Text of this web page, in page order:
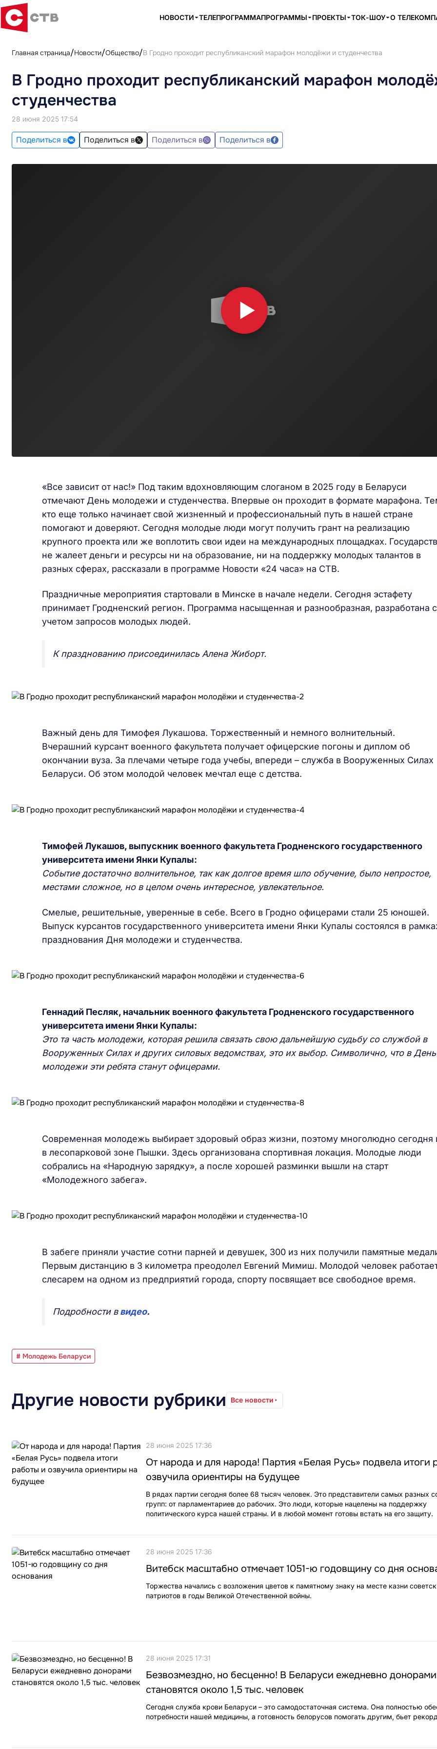
НОВОСТИ ТЕЛЕПРОГРАММАПРОГРАММЫ ПРОЕКТЫ ТОК-ШОУ О
Главная страница Новости Общество В Гродно проходит республиканский марафон молодёжи и студенчества
В Гродно проходит республиканский марафон
студенчества
28 июня 2025 17:54
Поделиться в Поделиться в Поделиться в Поделиться в
«Все зависит от нас!» Под таким вдохновляющим слоганом в 2025 году в Беларуси
отмечают День молодежи и студенчества. Впервые он проходит в формате марафона.
кто еще только начинает свой жизненный и профессиональный путь в нашей стране
помогают и доверяют. Сегодня молодые люди могут получить грант на реализацию
крупного проекта или же воплотить свои идеи на международных площадках.
не жалеет деньги и ресурсы ни на образование, ни на поддержку молодых талантов в
разных сферах, рассказали в программе Новости «24 часа» на СТВ.
Праздничные мероприятия стартовали в Минске в начале недели. Сегодня эстафету
принимает Гродненский регион. Программа насыщенная и разнообразная, разработана с
учетом запросов молодых людей.
К празднованию присоединилась Алена Жиборт.
Важный день для Тимофея Лукашова. Торжественный и немного волнительный.
Вчерашний курсант военного факультета получает офицерские погоны и диплом об
окончании вуза. За плечами четыре года учебы, впереди – служба в Вооруженных Силах
Беларуси. Об этом молодой человек мечтал еще с детства.
Тимофей Лукашов, выпускник военного факультета Гродненского государственного
университета имени Янки Купалы:
Событие достаточно волнительное, так как долгое время шло обучение, было непростое,
местами сложное, но в целом очень интересное, увлекательное.
Смелые, решительные, уверенные в себе. Всего в Гродно офицерами стали 25 юношей.
Выпуск курсантов государственного университета имени Янки Купалы состоялся в
празднования Дня молодежи и студенчества.
Геннадий Песляк, начальник военного факультета Гродненского государственного
университета имени Янки Купалы:
Это та часть молодежи, которая решила связать свою дальнейшую судьбу со службой в
Вооруженных Силах и других силовых ведомствах, это их выбор. Символично, что в День
молодежи эти ребята станут офицерами.
Современная молодежь выбирает здоровый образ жизни, поэтому многолюдно сегодня
в лесопарковой зоне Пышки. Здесь организована спортивная локация. Молодые люди
собрались на «Народную зарядку», а после хорошей разминки вышли на старт
«Молодежного забега».
В забеге приняли участие сотни парней и девушек, 300 из них получили памятные
Первым дистанцию в 3 километра преодолел Евгений Мимиш. Молодой человек
слесарем на одном из предприятий города, спорту посвящает все свободное время.
Подробности в видео.
# Молодежь Беларуси
Другие новости рубрики Все новости
28 июня 2025 17:36
От народа и для народа! Партия «Белая Русь» подвела итоги
озвучила ориентиры на будущее
В рядах партии сегодня более 68 тысяч человек. Это представители самых разных
групп: от парламентариев до рабочих. Это люди, которые нацелены на поддержку
политического курса нашей страны. И в любой момент готовы встать на его защиту.
28 июня 2025 17:36
Витебск масштабно отмечает 1051-ю годовщину со дня
Торжества начались с возложения цветов к памятному знаку на месте казни
патриотов в годы Великой Отечественной войны.
28 июня 2025 17:31
Безвозмездно, но бесценно! В Беларуси ежедневно донорами
становятся около 1,5 тыс. человек
Сегодня служба крови Беларуси – это самодостаточная система. Она полностью
потребности нашей медицины, а готовность белорусов помогать другим, бьет